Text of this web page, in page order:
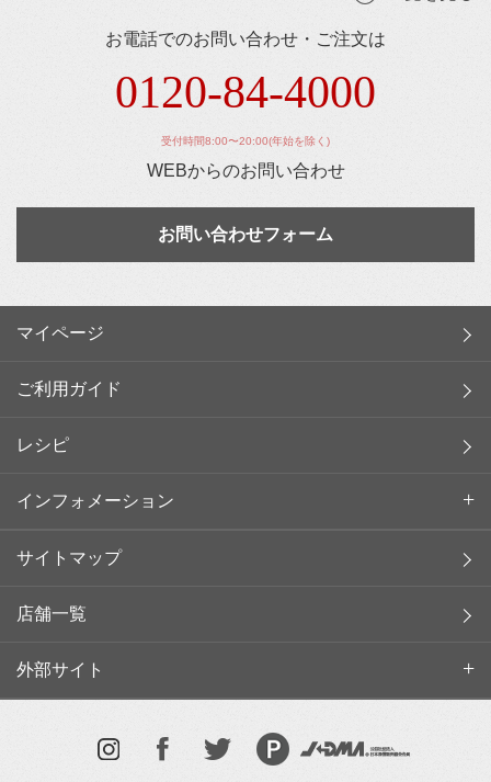
お電話でのお問い合わせ・ご注文は
0120-84-4000
受付時間8:00〜20:00(年始を除く)
WEBからのお問い合わせ
お問い合わせフォーム
マイページ
ご利用ガイド
レシピ
インフォメーション
サイトマップ
店舗一覧
外部サイト